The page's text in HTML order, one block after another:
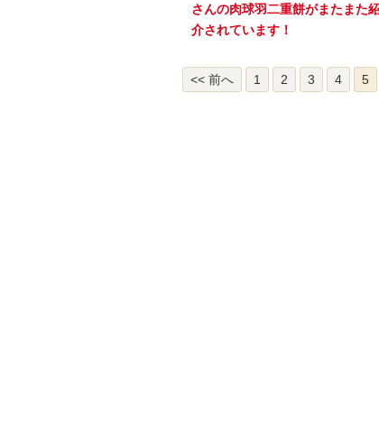
さんの肉球羽二重餅がまたまた
介されています！
<< 前へ 1 2 3 4 5